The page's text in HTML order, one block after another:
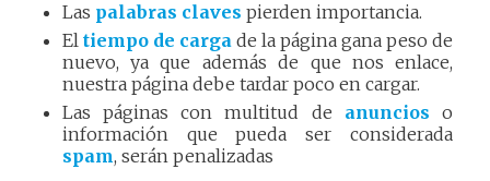
Las palabras claves pierden importancia.
El tiempo de cargade la página gana peso de
nuevo, ya que además de que nos enlace,
nuestra página debe tardar poco en cargar.
Las páginas con multitud de anuncios o
información que pueda ser considerada
spam, serán penalizadas